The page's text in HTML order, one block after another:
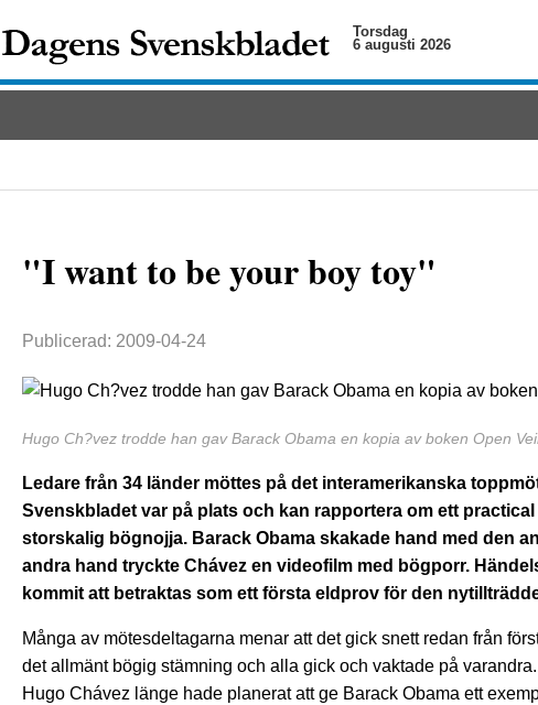
Torsdag
6 augusti 2026
"I want to be your boy toy"
Publicerad: 2009-04-24
Hugo Ch?vez trodde han gav Barack Obama en kopia av boken Open
Ledare från 34 länder möttes på det interamerikanska
Svenskbladet var på plats och kan rapportera om ett
storskalig bögnojja. Barack Obama skakade hand med den
andra hand tryckte Chávez en videofilm med bögporr.
kommit att betraktas som ett första eldprov för den
Många av mötesdeltagarna menar att det gick snett redan från
det allmänt bögig stämning och alla gick och vaktade på
Hugo Chávez länge hade planerat att ge Barack Obama ett